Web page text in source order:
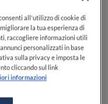
all'utilizzo di cookie di
la tua esperienza di
raccogliere informazioni utili
personalizzati in base
sulla privacy e imposta le
cliccando sul link
informazioni